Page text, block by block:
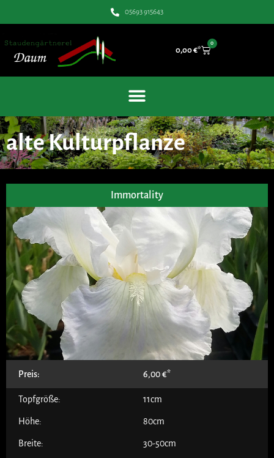
05693 915643
0,00€
0
alte Kulturpflanze
Immortality
Preis: 6,00€
Topfgröße: 11cm
Höhe: 80cm
Breite: 30-50cm